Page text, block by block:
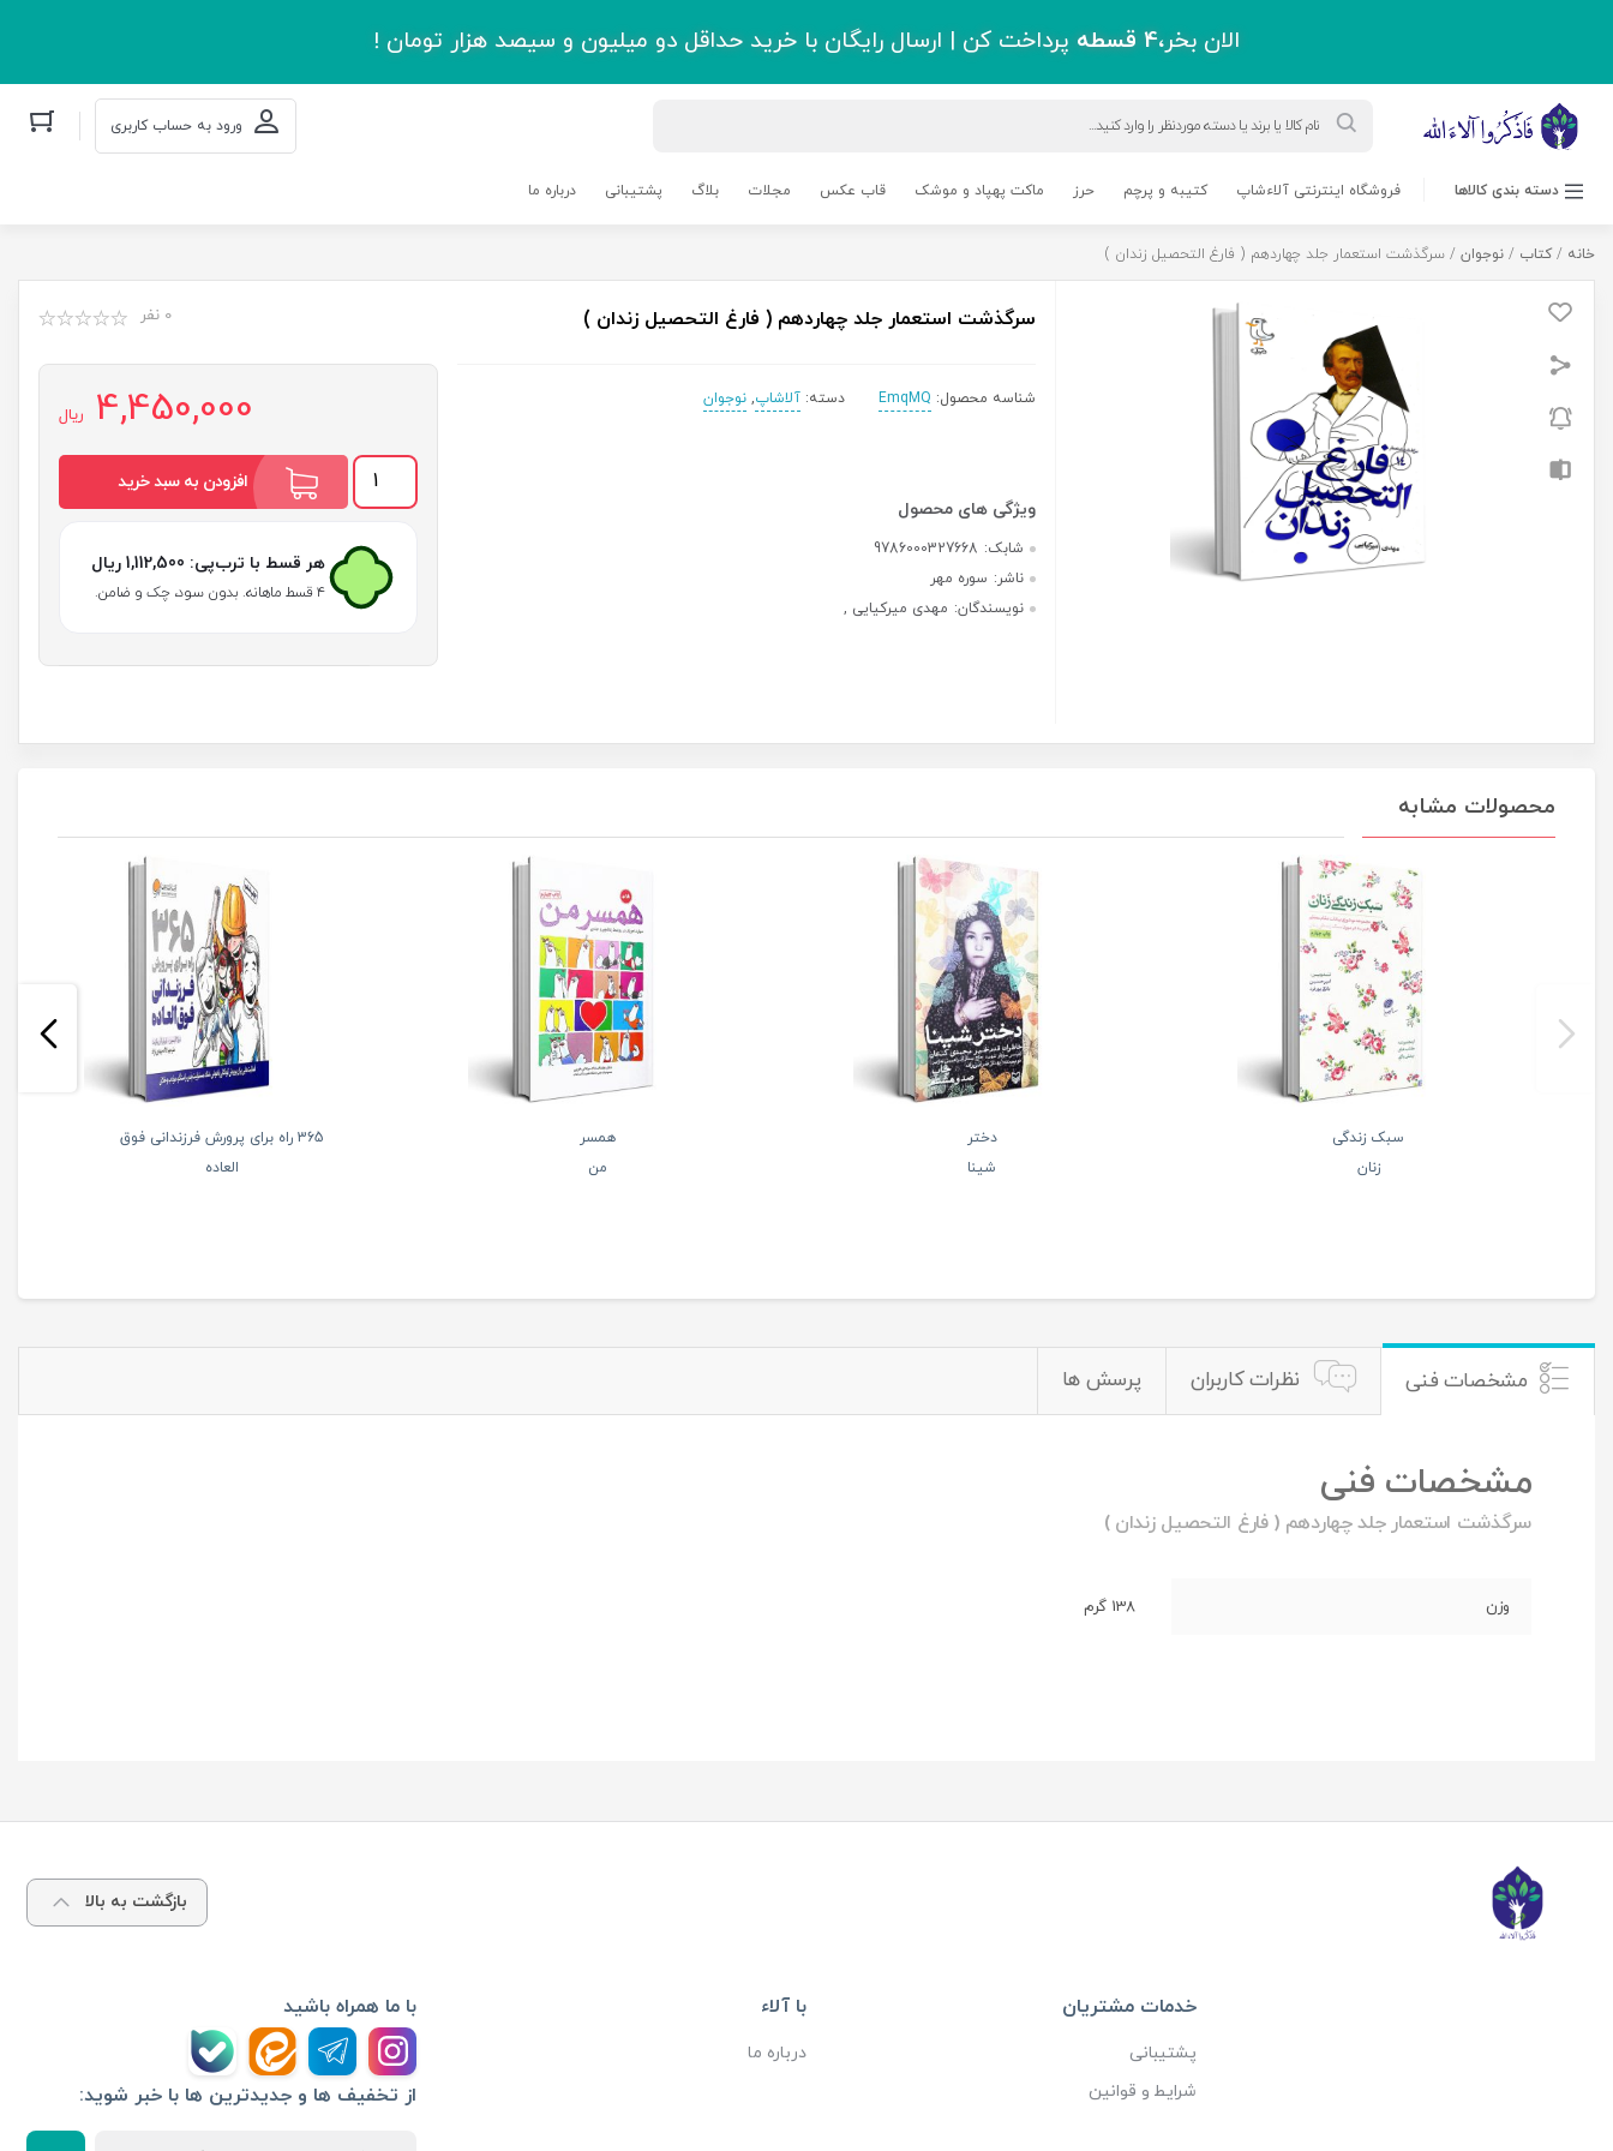
الان بخر،4 قسطه پرداخت کن | ارسال رایگان با خرید حداقل دو میلیون و سیصد هزار تومان !
search ورود به حساب کاربری
دسته بندی کالاها فروشگاه اینترنتی آلاءشاپ کتیبه و پرچم حرز ماکت پهپاد و موشک قاب عکس مجلات بلاگ پشتیبانی درباره ما
خانه / کتاب / نوجوان / سرگذشت استعمار جلد چهاردهم ( فارغ التحصیل زندان )
سرگذشت استعمار جلد چهاردهم ( فارغ التحصیل زندان ) 0 نفر
شناسه محصول: EmqMQ دسته: آلاشاپ, نوجوان
شابک: 9786000327668
ناشر: سوره مهر
نویسندگان: مهدی میرکیایی ,
4,450,000 ریال
سرگذشت
استعمار
جلد
فارغ
التحصیل
افزودن به سبد خرید
هر قسط با ترب‌پی: 1,112,500 ریال
۴ قسط ماهانه. بدون سود، چک و ضامن.
محصولات مشابه
سبک زندگی
زنان
دختر
شینا
همسر
من
365 راه برای پرورش فرزندانی فوق
العاده
مشخصات فنی نظرات کاربران پرسش ها
مشخصات فنی
سرگذشت استعمار جلد چهاردهم ( فارغ التحصیل زندان )
وزن 138 گرم
بازگشت به بالا
خدمات مشتریان
پشتیبانی
شرایط و قوانین
با آلاء
درباره ما
از تخفیف ها و جدیدترین ها با خبر شوید:
با ما همراه باشید